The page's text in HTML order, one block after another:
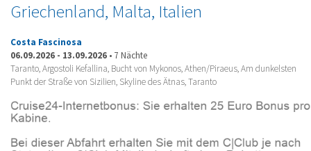
Griechenland, Malta, Italien
Costa Fascinosa
06.09.2026 - 13.09.2026 • 7 Nächte
Taranto, Argostoli Kefallina, Bucht von Mykonos, Athen/Piraeus, Am dunkelsten
Punkt der Straße von Sizilien, Skyline des Ätnas, Taranto